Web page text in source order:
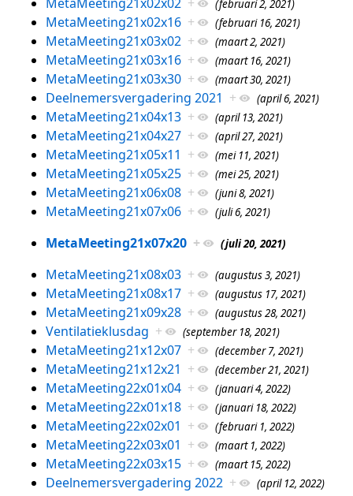
(februari 2, 2021)
MetaMeeting21x02x16 + (februari 16, 2021)
MetaMeeting21x03x02 + (maart 2, 2021)
MetaMeeting21x03x16 + (maart 16, 2021)
MetaMeeting21x03x30 + (maart 30, 2021)
Deelnemersvergadering 2021 + (april 6, 2021)
MetaMeeting21x04x13 + (april 13, 2021)
MetaMeeting21x04x27 + (april 27, 2021)
MetaMeeting21x05x11 + (mei 11, 2021)
MetaMeeting21x05x25 + (mei 25, 2021)
MetaMeeting21x06x08 + (juni 8, 2021)
MetaMeeting21x07x06 + (juli 6, 2021)
MetaMeeting21x07x20 + (juli 20, 2021)
MetaMeeting21x08x03 + (augustus 3, 2021)
MetaMeeting21x08x17 + (augustus 17, 2021)
MetaMeeting21x09x28 + (augustus 28, 2021)
Ventilatieklusdag + (september 18, 2021)
MetaMeeting21x12x07 + (december 7, 2021)
MetaMeeting21x12x21 + (december 21, 2021)
MetaMeeting22x01x04 + (januari 4, 2022)
MetaMeeting22x01x18 + (januari 18, 2022)
MetaMeeting22x02x01 + (februari 1, 2022)
MetaMeeting22x03x01 + (maart 1, 2022)
MetaMeeting22x03x15 + (maart 15, 2022)
Deelnemersvergadering 2022 + (april 12, 2022)